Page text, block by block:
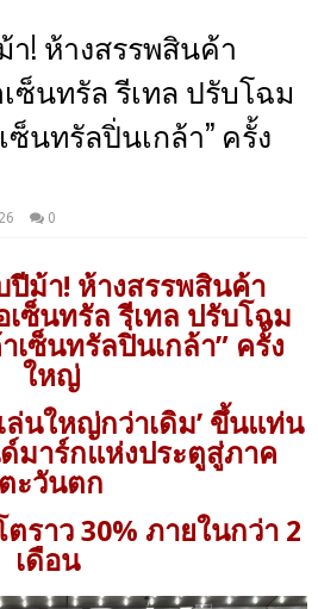
! ห้างสรรพสินค้า
ซ็นทรัล รีเทล ปรับโฉม
นทรัลปิ่นเกล้า” ครั้ง
0
ม้า! ห้างสรรพสินค้า
เซ็นทรัล รีเทล ปรับโฉม
เซ็นทรัลปิ่นเกล้า” ครั้ง
ใหญ่
ล่นใหญ่กว่าเดิม’ ขึ้นแท่น
มาร์กแห่งประตูสู่ภาค
ตะวันตก
ราว 30% ภายในกว่า 2
เดือน